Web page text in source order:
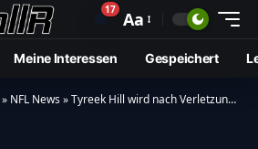
🔔17 Aa
Meine Interessen Gespeichert
» NFL News»Tyreek Hill wird nach Verletzung ins Krankenhaus eingeliefert